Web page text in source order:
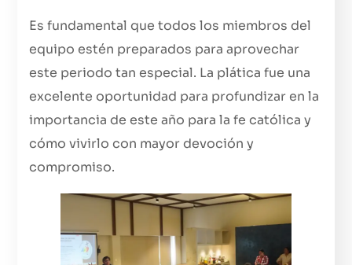
Es fundamental que todos los miembros del
equipo estén preparados para aprovechar
este periodo tan especial. La plática fue una
excelente oportunidad para profundizar en la
importancia de este año para la fe católica y
cómo vivirlo con mayor devoción y
compromiso.